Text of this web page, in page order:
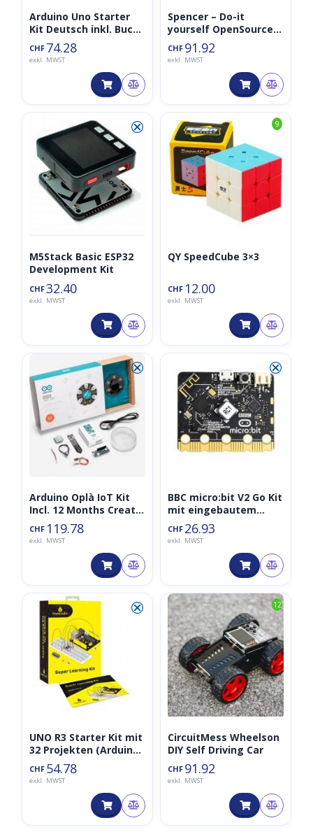
Arduino Uno Starter
Kit Deutsch inkl. Buch
ab 8 Jahren
CHF 74.28
exkl. MWST
Spencer – Do-it
yourself OpenSource
Voice Assistant von
CircuitMess
CHF 91.92
exkl. MWST
⮿
M5Stack Basic ESP32
Development Kit
CHF32.40
exkl. MWST
9
QY SpeedCube 3×3
CHF 12.00
exkl. MWST
⮿
Arduino Oplà IoT Kit
Incl. 12 Months Create
Maker Plan
CHF 119.78
exkl. MWST
⮿
BBC micro:bit V2 Go Kit
mit eingebautem
Lautsprecher und
Mikrofon
CHF 26.93
exkl. MWST
⮿
UNO R3 Starter Kit mit
32 Projekten (Arduino
kompatibel)
CHF 54.78
exkl. MWST
12
CircuitMess Wheelson
DIY Self Driving Car
CHF 91.92
exkl. MWST